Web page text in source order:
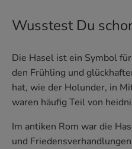
Wusstest Du
Die Hasel ist ein Symbol
den Frühling und
hat, wie der Holunder, in
waren häufig Teil von
Im antiken Rom war die
und